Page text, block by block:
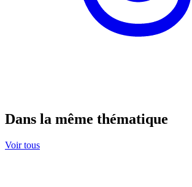
Dans la même thématique
Voir tous